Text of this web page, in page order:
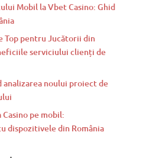
Mobil la Vbet Casino: Ghid
Top pentru Jucătorii din
serviciului clienți de
noului proiect de
pe mobil:
dispozitivele din România